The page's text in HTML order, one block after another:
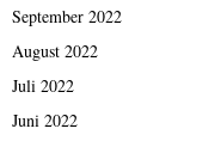
September 2022
August 2022
Juli 2022
Juni 2022